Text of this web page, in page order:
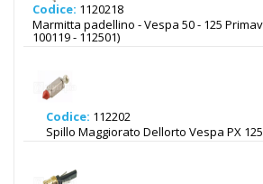
Codice: 1120218
Marmitta padellino - Vespa 50 - 125
100119 - 112501)
Codice: 112202
Spillo Maggiorato Dellorto Vespa PX 125